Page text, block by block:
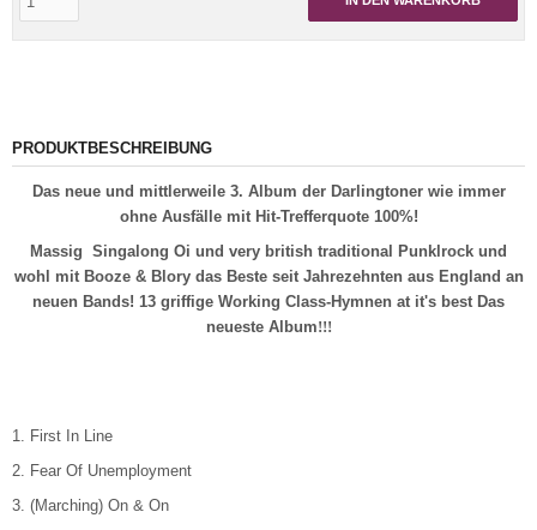
PRODUKTBESCHREIBUNG
Das neue und mittlerweile 3. Album der Darlingtoner wie immer
ohne Ausfälle mit Hit-Trefferquote 100%!
Massig Singalong Oi und very british traditional Punklrock und
wohl mit Booze & Blory das Beste seit Jahrezehnten aus England an
neuen Bands! 13 griffige Working Class-Hymnen at it's best Das
neueste Album!!!
1. First In Line
2. Fear Of Unemployment
3. (Marching) On & On